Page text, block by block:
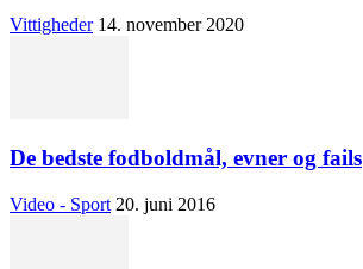
Vittigheder 14. november 2020
De bedste fodboldmål, evner og fails
Video - Sport 20. juni 2016